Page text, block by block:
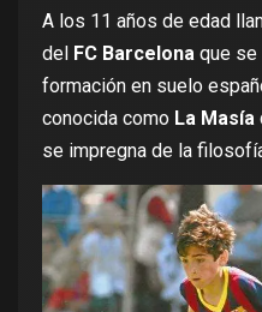
A los 11 años de edad
del FC Barcelona que se
formación en suelo
conocida como La Masía
se impregna de la